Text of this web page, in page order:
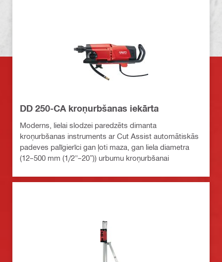
DD 250-CA kroņurbšanas iekārta
Moderns, lielai slodzei paredzēts dimanta
kroņurbšanas instruments ar Cut Assist automātiskās
padeves palīgierīci gan ļoti maza, gan liela diametra
(12–500 mm (1/2"–20”)) urbumu kroņurbšanai